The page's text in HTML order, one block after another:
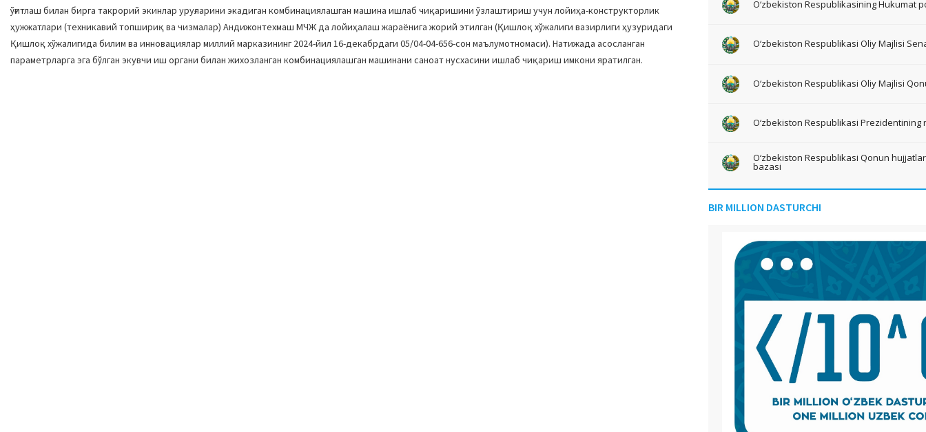
ўғитлаш билан бирга такрорий экинлар уруғларини экадиган комбинациялашган машина ишлаб чиқаришини ўзлаштириш учун лойиҳа-конструкторлик
ҳужжатлари (техникавий топшириқ ва чизмалар) Андижонтехмаш МЧЖ да лойиҳалаш жараёнига жорий этилган (Қишлоқ хўжалиги вазирлиги ҳузуридаги
Қишлоқ хўжалигида билим ва инновациялар миллий марказининг 2024-йил 16-декабрдаги 05/04-04-656-сон маълумотномаси). Натижада асосланган
параметрларга эга бўлган экувчи иш органи билан жихозланган комбинациялашган машинани саноат нусхасини ишлаб чиқариш имкони яратилган.
O‘zbekiston Respublikasining Hukumat
O‘zbekiston Respublikasi Oliy Majlisi
O‘zbekiston Respublikasi Oliy Majlisi
O‘zbekiston Respublikasi Prezidentining
O‘zbekiston Respublikasi Qonun
bazasi
BIR MILLION DASTURCHI